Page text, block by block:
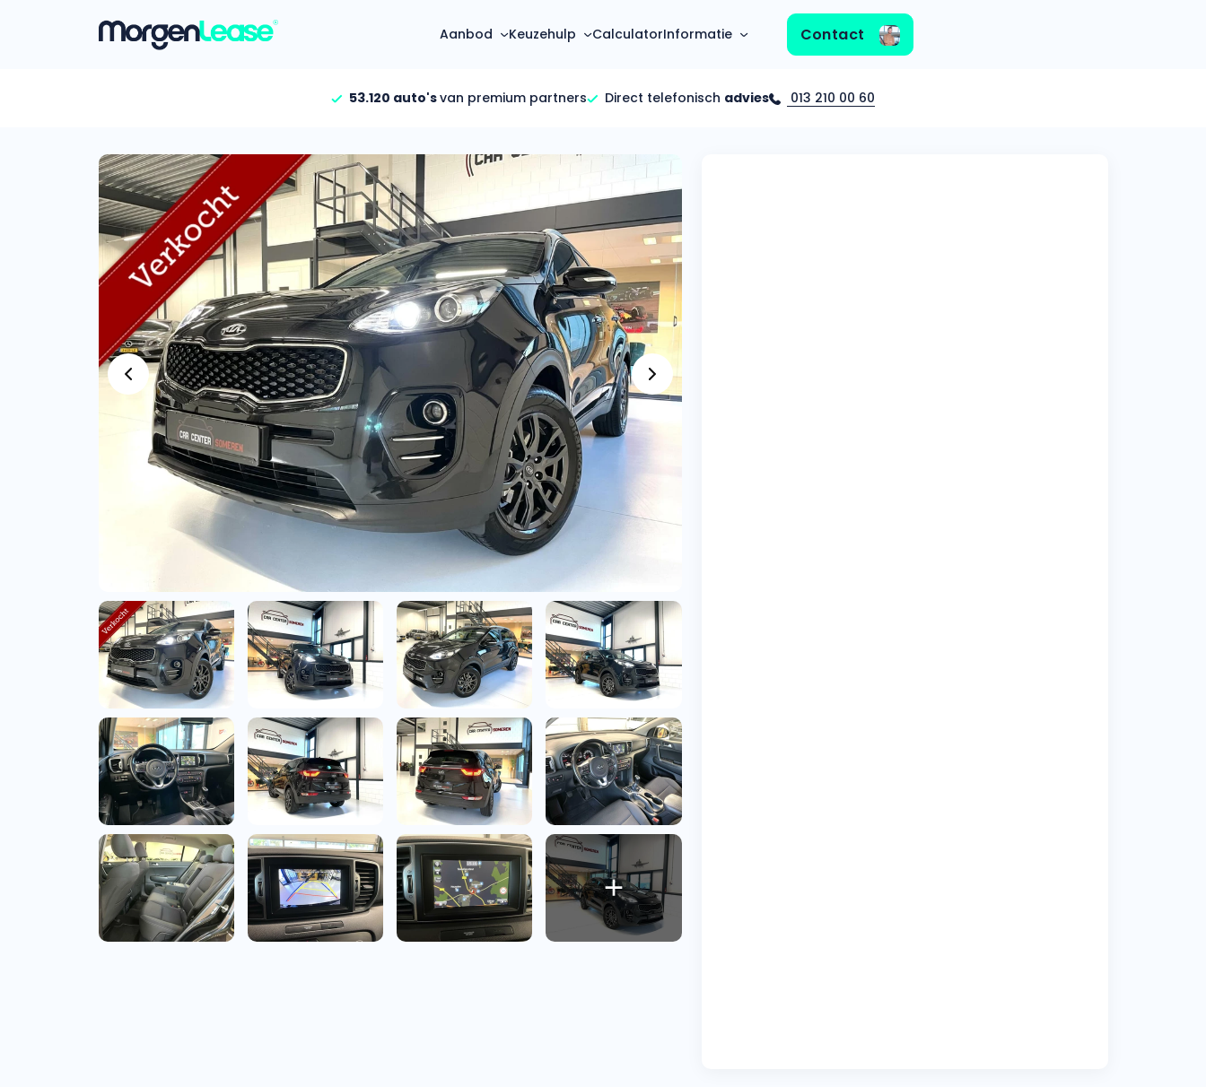
Aanbod
Gehele aanbod
Bekijk volledig aanbod
Gezinsauto’s
Bekijk alle gezinsauto’s
Hele aanbod
Bekijk alle stadsauto’s
EV’s/Hybrides
Bekijk alle electrische auto’s
Bedrijfswagens
Bekijk alle bedrijfswagens
Budgetwagens
Bekijk alle budgetwagens
Mercedes-Benz
Volkswagen
(4500+ auto's)
Volvo
(1000+ auto's)
Audi
(2000+ auto's)
BMW
(2000+ auto's)
Keuzehulp
Hoeveel kan ik lenen?
Bereken in één minuut
Calculator
Maandbedrag berekenen
Offerte vergelijken
Wij geven jou een betere deal
CalculatorInformatie
Over ons
Bekijk volledige FAQ’s
Zakelijk
Vragen over zakelijk
Particulier
Vragen over particulier
Jouw aanvraag
Vragen over jouw aanvraag
Leasevormen
Contact
53.120 auto'svan premium partners Direct telefonisch advies 013 210 00 60